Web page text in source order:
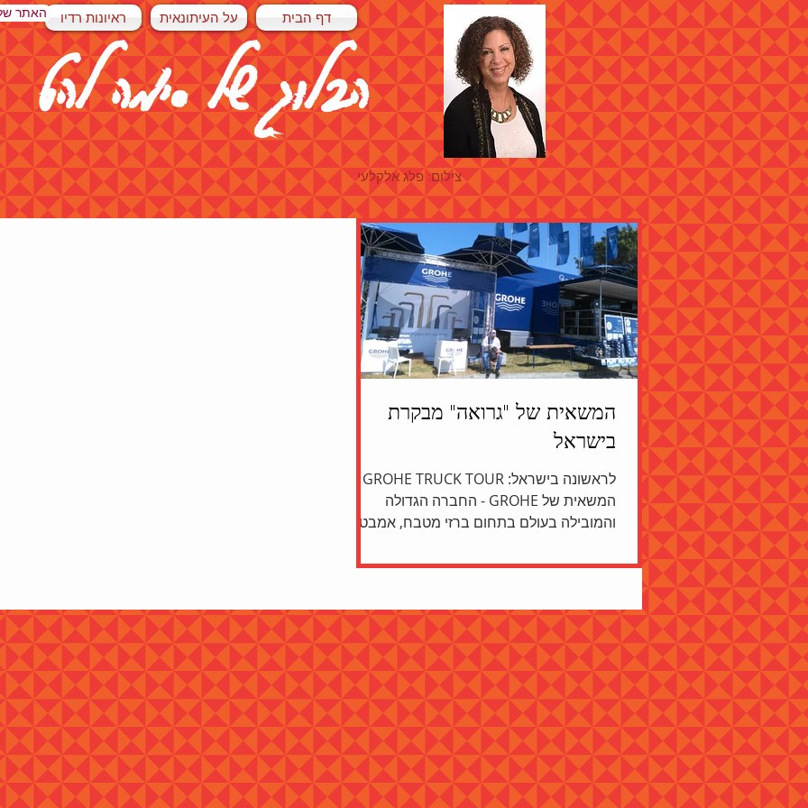
הבלוג של סימה להט
ראיונות רדיו על העיתונאית דף הבית האתר
צילום: פלג אלקלעי
המשאית של "גרואה" מבקרת
בישראל
לראשונה בישראל: GROHE TRUCK TOUR
המשאית של GROHE - החברה הגדולה
והמובילה בעולם בתחום ברזי מטבח, אמבט,